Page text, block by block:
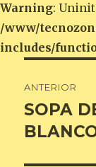
Warning:
/www/
includes/
de
ANTERIOR
Entrada
anterior:
SOPA